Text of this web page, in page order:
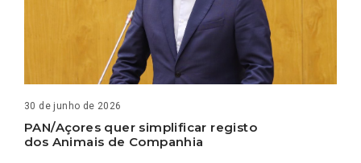
30 de junho de 2026
PAN/Açores quer simplificar registo
dos Animais de Companhia